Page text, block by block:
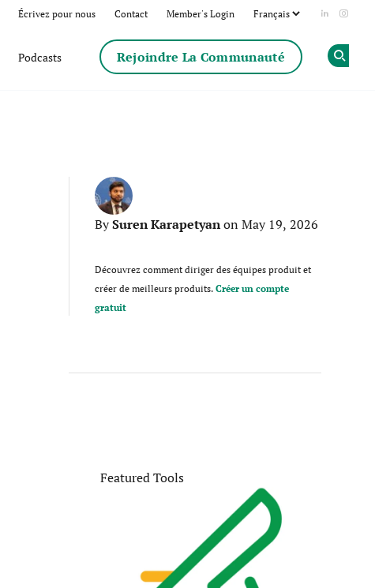
Écrivez pour nous Contact Member's Login Add us
Podcasts Rejoindre La Communauté
BySuren Karapetyanon May 19, 2026
Découvrez comment diriger des équipes produit et
créer de meilleurs produits.Créer un compte
gratuit
Featured Tools